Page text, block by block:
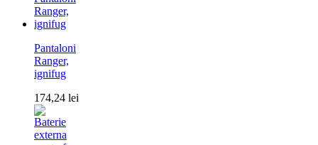
Pantaloni
Ranger,
ignifug
174,24 lei